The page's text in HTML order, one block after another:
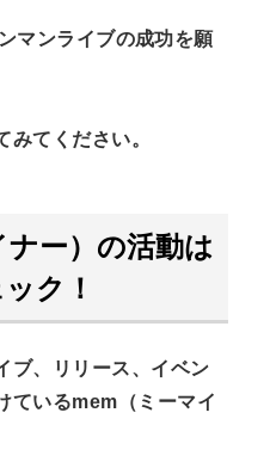
マンライブの成功を願
みてください。
ー）の活動は
ク！
ブ、リリース、イベン
ているmem（ミーマイ